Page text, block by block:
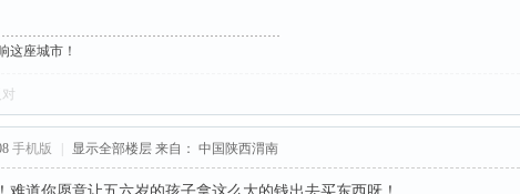
这座城市！
对
手机版 显示全部楼层 来自： 中国陕西渭南